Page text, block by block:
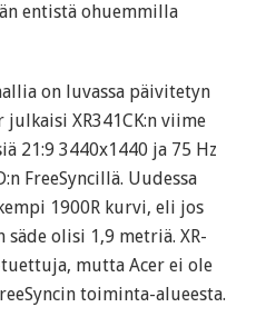
entistä ohuemmilla
on luvassa päivitetyn
julkaisi XR341CK:n viime
21:9 3440x1440 ja 75 Hz
FreeSyncillä. Uudessa
1900R kurvi, eli jos
säde olisi 1,9 metriä. XR-
mutta Acer ei ole
toiminta-alueesta.